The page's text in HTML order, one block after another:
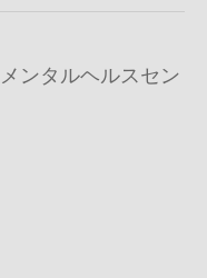
ンタルヘルスセン